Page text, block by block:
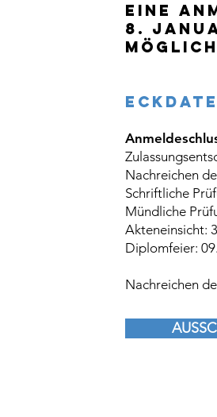
Eine
8.
möglich
Nachreichen
Schriftliche
Mündliche
Akteneinsicht:
Diplomfeier:
Nachreichen